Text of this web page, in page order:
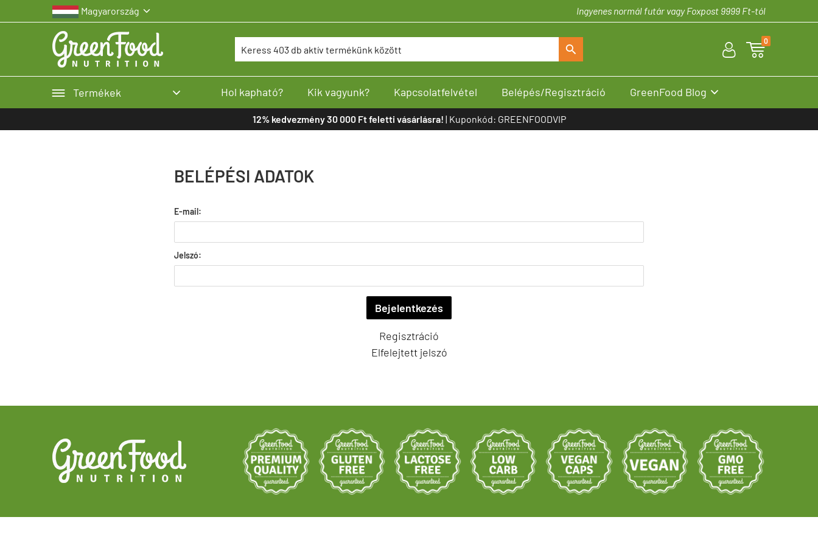
Magyarország  Ingyenes normál futár vagy Foxpost 9999 Ft-tól
S U 
0
 Termékek  Hol kapható? Kik vagyunk? Kapcsolatfelvétel Belépés/Regisztráció GreenFood Blog 
12% kedvezmény 30 000 Ft feletti vásárlásra! | Kuponkód: GREENFOODVIP
BELÉPÉSI ADATOK
E-mail:
Jelszó:
Regisztráció
Elfelejtett jelszó